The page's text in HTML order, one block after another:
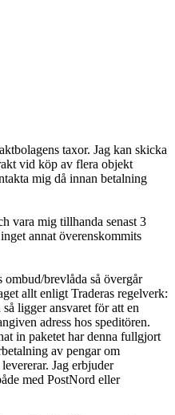
taxor. Jag kan skicka
vid köp av flera objekt
mig då innan betalning
vara mig tillhanda senast 3
annat överenskommits
ombud/brevlåda så övergår
allt enligt Traderas regelverk:
ligger ansvaret för att en
adress hos speditören.
in paketet har denna fullgjort
av pengar om
Jag erbjuder
med PostNord eller